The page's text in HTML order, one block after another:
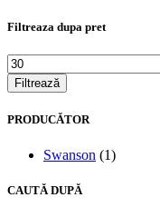
Filtreaza dupa pret
Filtrează
PRODUCĂTOR
Swanson (1)
CAUTĂ DUPĂ